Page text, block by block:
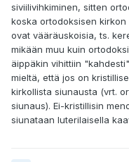
siviilivihkiminen, sitten
koska ortodoksisen
ovat vääräuskoisia, ts.
mikään muu kuin
äippäkin vihittiin
mieltä, että jos on
kirkollista siunausta (vrt.
siunaus). Ei-kristillisin
siunataan luterilaisella